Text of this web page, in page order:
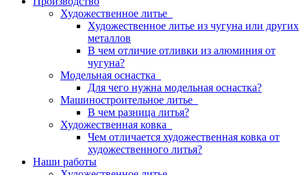
Художественное литье
Художественное литье из чугуна или других
металлов
В чем отличие отливки из алюминия от
чугуна?
Модельная оснастка
Для чего нужна модельная оснастка?
Машиностроительное литье
В чем разница литья?
Художественная ковка
Чем отличается художественная ковка от
художественного литья?
Наши работы